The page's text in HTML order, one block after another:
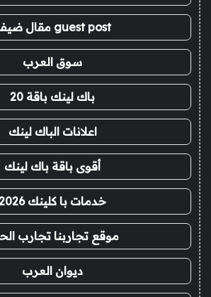
guest post مقال ضيف
سوق العرب
باك لينك باقة 20
اعلانات الباك لينك
أقوى باقة باك لينك
خدمات با كلينك 2026
موقع تجاربنا تجارب
ديوان العرب